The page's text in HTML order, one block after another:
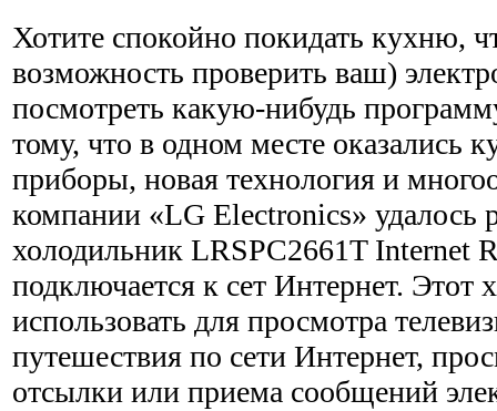
Хотите спокойно покидать кухню,
возможность проверить ваш)
посмотреть какую-нибудь
тому, что в одном месте оказались
приборы, новая технология и
компании «LG Electronics» удалось
холодильник LRSPC2661T Internet
подключается к сет Интернет. Этот
использовать для просмотра
путешествия по сети Интернет,
отсылки или приема сообщений